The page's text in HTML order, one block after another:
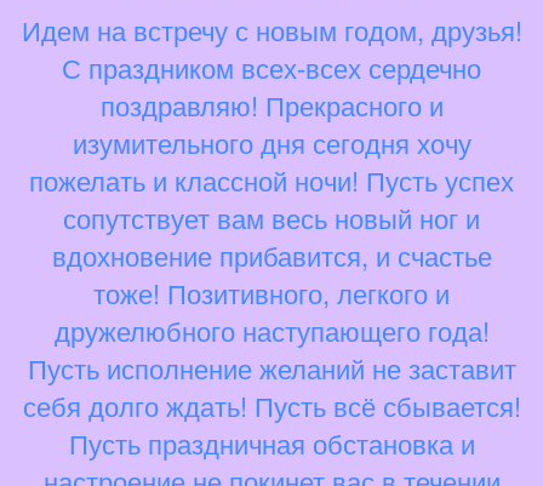
Идем на встречу с новым годом, друзья!
С праздником всех-всех сердечно
поздравляю! Прекрасного и
изумительного дня сегодня хочу
пожелать и классной ночи! Пусть успех
сопутствует вам весь новый ног и
вдохновение прибавится, и счастье
тоже! Позитивного, легкого и
дружелюбного наступающего года!
Пусть исполнение желаний не заставит
себя долго ждать! Пусть всё сбывается!
Пусть праздничная обстановка и